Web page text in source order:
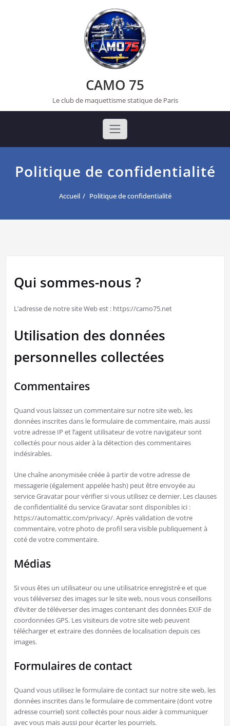
CAMO 75
Le club de maquettisme statique de Paris
Politique de confidentialité
Accueil Politique de confidentialité
Qui sommes-nous ?
L’adresse de notre site Web est : https://camo75.net
Utilisation des données
personnelles collectées
Commentaires
Quand vous laissez un commentaire sur notre site web, les
données inscrites dans le formulaire de commentaire, mais aussi
votre adresse IP et l’agent utilisateur de votre navigateur sont
collectés pour nous aider à la détection des commentaires
indésirables.
Une chaîne anonymisée créée à partir de votre adresse de
messagerie (également appelée hash) peut être envoyée au
service Gravatar pour vérifier si vous utilisez ce dernier. Les clauses
de confidentialité du service Gravatar sont disponibles ici :
https://automattic.com/privacy/. Après validation de votre
commentaire, votre photo de profil sera visible publiquement à
coté de votre commentaire.
Médias
Si vous êtes un utilisateur ou une utilisatrice enregistré·e et que
vous téléversez des images sur le site web, nous vous conseillons
d’éviter de téléverser des images contenant des données EXIF de
coordonnées GPS. Les visiteurs de votre site web peuvent
télécharger et extraire des données de localisation depuis ces
images.
Formulaires de contact
Quand vous utilisez le formulaire de contact sur notre site web, les
données inscrites dans le formulaire de commentaire (dont votre
adresse courriel) sont collectés pour nous aider à communiquer
avec vous mais aussi pour écarter les pourriels.